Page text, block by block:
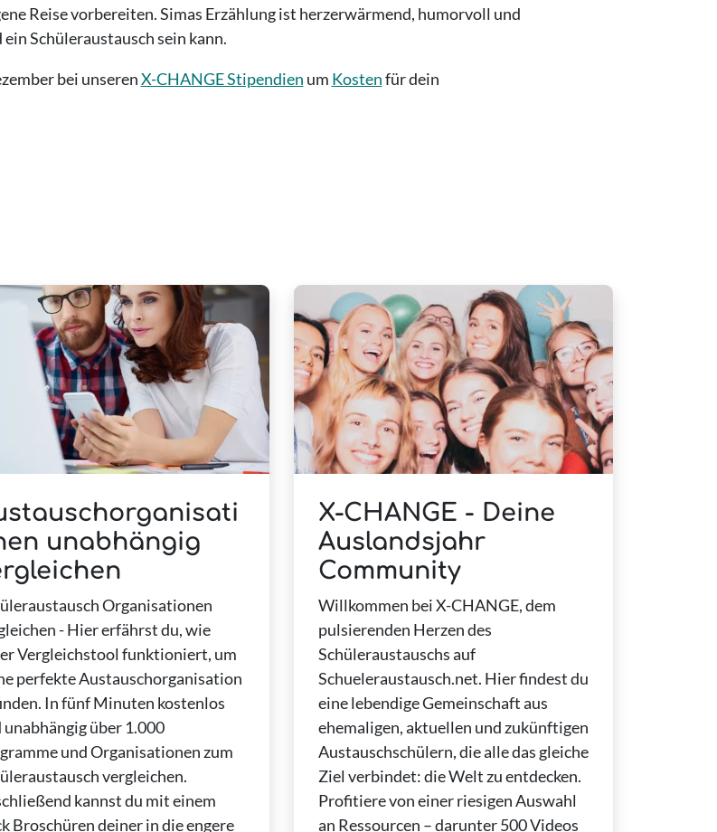
Reise vorbereiten. Simas Erzählung ist herzerwärmend, humorvoll und
Schüleraustausch sein kann.
bei unserenX-CHANGE Stipendien um Kostenfür dein
unabhängig
Organisationen
- Hier erfährst du, wie
Vergleichstool funktioniert, um
perfekte Austauschorganisation
In fünf Minuten kostenlos
unabhängig über 1.000
und Organisationen zum
vergleichen.
kannst du mit einem
Broschüren deiner in die engere
X-CHANGE - Deine
Auslandsjahr
Community
Willkommen bei X-CHANGE, dem
pulsierenden Herzen des
Schüleraustauschs auf
Schueleraustausch.net. Hier findest du
eine lebendige Gemeinschaft aus
ehemaligen, aktuellen und zukünftigen
Austauschschülern, die alle das gleiche
Ziel verbindet: die Welt zu entdecken.
Profitiere von einer riesigen Auswahl
an Ressourcen – darunter 500 Videos